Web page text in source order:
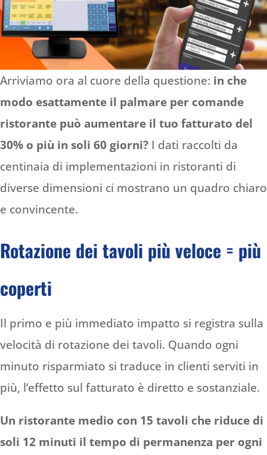
Arriviamo ora al cuore della questione: in che
modo esattamente il palmare per comande
ristorante può aumentare il tuo fatturato del
30% o più in soli 60 giorni? I dati raccolti da
centinaia di implementazioni in ristoranti di
diverse dimensioni ci mostrano un quadro chiaro
e convincente.
Rotazione dei tavoli più veloce = più
coperti
Il primo e più immediato impatto si registra sulla
velocità di rotazione dei tavoli. Quando ogni
minuto risparmiato si traduce in clienti serviti in
più, l’effetto sul fatturato è diretto e sostanziale.
Un ristorante medio con 15 tavoli che riduce di
soli 12 minuti il tempo di permanenza per ogni